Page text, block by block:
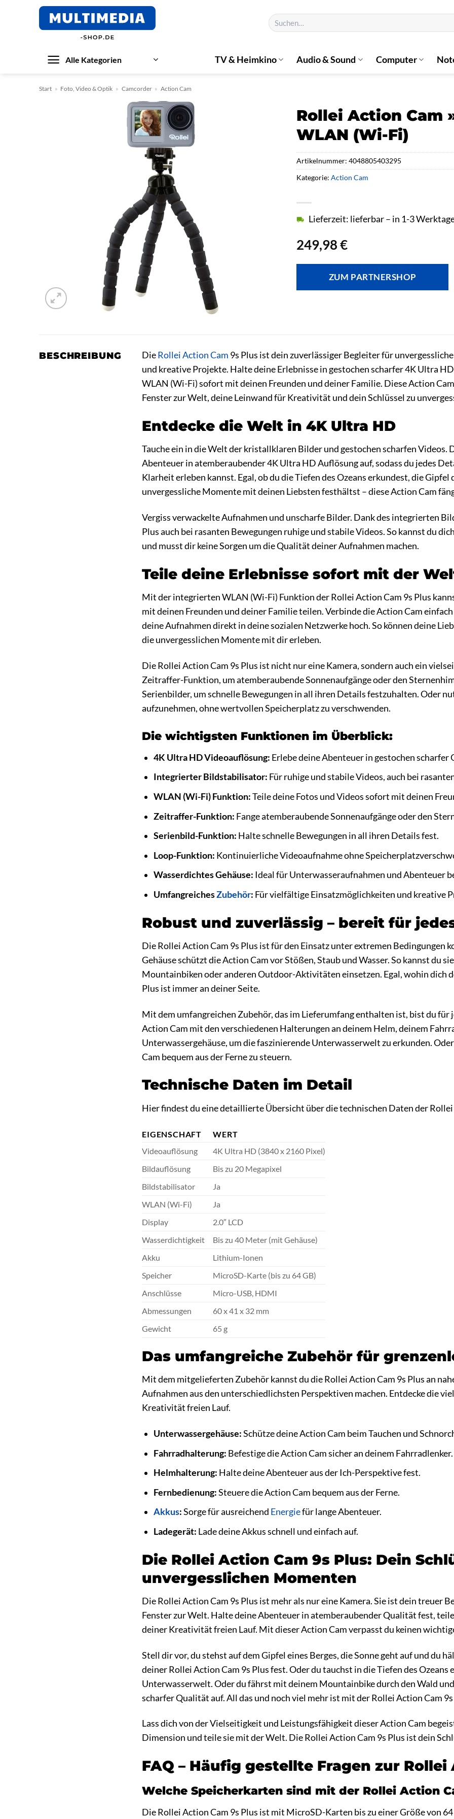
Suchen
nach:
Alle Kategorien TV & Heimkino Audio & Sound Computer
Start » Foto, Video & Optik » Camcorder » Action Cam
Rollei Action Cam
WLAN (Wi-Fi)
249,98€
Lieferzeit: lieferbar – in 1-3
ZUM PARTNERSHOP
Artikelnummer:4048805403295
Kategorie:Action Cam
BESCHREIBUNG DieRollei Action Cam 9s Plus ist dein zuverlässiger Begleiter für
und kreative Projekte. Halte deine Erlebnisse in gestochen scharfer 4K Ultra
WLAN (Wi-Fi) sofort mit deinen Freunden und deiner Familie. Diese Action
Fenster zur Welt, deine Leinwand für Kreativität und dein Schlüssel zu
Entdecke die Welt in 4K Ultra HD
Tauche ein in die Welt der kristallklaren Bilder und gestochen scharfen Videos.
Abenteuer in atemberaubender 4K Ultra HD Auflösung auf, sodass du jedes
Klarheit erleben kannst. Egal, ob du die Tiefen des Ozeans erkundest, die
unvergessliche Momente mit deinen Liebsten festhältst – diese Action Cam
Vergiss verwackelte Aufnahmen und unscharfe Bilder. Dank des integrierten
Plus auch bei rasanten Bewegungen ruhige und stabile Videos. So kannst du
und musst dir keine Sorgen um die Qualität deiner Aufnahmen machen.
Teile deine Erlebnisse sofort mit der
Mit der integrierten WLAN (Wi-Fi) Funktion der Rollei Action Cam 9s Plus
mit deinen Freunden und deiner Familie teilen. Verbinde die Action Cam
deine Aufnahmen direkt in deine sozialen Netzwerke hoch. So können deine
die unvergesslichen Momente mit dir erleben.
Die Rollei Action Cam 9s Plus ist nicht nur eine Kamera, sondern auch ein
Zeitraffer-Funktion, um atemberaubende Sonnenaufgänge oder den
Serienbilder, um schnelle Bewegungen in all ihren Details festzuhalten. Oder
aufzunehmen, ohne wertvollen Speicherplatz zu verschwenden.
Die wichtigsten Funktionen im Überblick:
4K Ultra HD Videoauflösung: Erlebe deine Abenteuer in gestochen scharfer
Integrierter Bildstabilisator: Für ruhige und stabile Videos, auch bei
WLAN (Wi-Fi) Funktion:Teile deine Fotos und Videos sofort mit deinen
Zeitraffer-Funktion: Fange atemberaubende Sonnenaufgänge oder den
Serienbild-Funktion: Halte schnelle Bewegungen in all ihren Details fest.
Loop-Funktion: Kontinuierliche Videoaufnahme ohne
Wasserdichtes Gehäuse: Ideal für Unterwasseraufnahmen und Abenteuer
UmfangreichesZubehör: Für vielfältige Einsatzmöglichkeiten und kreative
Robust und zuverlässig – bereit für
Die Rollei Action Cam 9s Plus ist für den Einsatz unter extremen Bedingungen
Gehäuse schützt die Action Cam vor Stößen, Staub und Wasser. So kannst du
Mountainbiken oder anderen Outdoor-Aktivitäten einsetzen. Egal, wohin dich
Plus ist immer an deiner Seite.
Mit dem umfangreichen Zubehör, das im Lieferumfang enthalten ist, bist du
Action Cam mit den verschiedenen Halterungen an deinem Helm, deinem
Unterwassergehäuse, um die faszinierende Unterwasserwelt zu erkunden.
Cam bequem aus der Ferne zu steuern.
Technische Daten im Detail
Hier findest du eine detaillierte Übersicht über die technischen Daten der Rollei
EIGENSCHAFT
WERT
Videoauflösung
4K Ultra HD (3840 x 2160 Pixel)
Bildauflösung
Bis zu 20 Megapixel
Bildstabilisator
Ja
WLAN (Wi-Fi)
Ja
Display
2.0″ LCD
Wasserdichtigkeit
Bis zu 40 Meter (mit Gehäuse)
Akku
Lithium-Ionen
Speicher
MicroSD-Karte (bis zu 64 GB)
Anschlüsse
Micro-USB, HDMI
Abmessungen
60 x 41 x 32 mm
Gewicht
65 g
Das umfangreiche Zubehör für
Mit dem mitgelieferten Zubehör kannst du die Rollei Action Cam 9s Plus an
Aufnahmen aus den unterschiedlichsten Perspektiven machen. Entdecke die
Kreativität freien Lauf.
Unterwassergehäuse:Schütze deine Action Cam beim Tauchen und
Fahrradhalterung: Befestige die Action Cam sicher an deinem Fahrradlenker.
Helmhalterung: Halte deine Abenteuer aus der Ich-Perspektive fest.
Fernbedienung:Steuere die Action Cam bequem aus der Ferne.
Akkus:Sorge für ausreichend Energiefür lange Abenteuer.
Ladegerät: Lade deine Akkus schnell und einfach auf.
Die Rollei Action Cam 9s Plus: Dein
unvergesslichen Momenten
Die Rollei Action Cam 9s Plus ist mehr als nur eine Kamera. Sie ist dein treuer
Fenster zur Welt. Halte deine Abenteuer in atemberaubender Qualität fest,
deiner Kreativität freien Lauf. Mit dieser Action Cam verpasst du keinen
Stell dir vor, du stehst auf dem Gipfel eines Berges, die Sonne geht auf und du
deiner Rollei Action Cam 9s Plus fest. Oder du tauchst in die Tiefen des
Unterwasserwelt. Oder du fährst mit deinem Mountainbike durch den Wald
scharfer Qualität auf. All das und noch viel mehr ist mit der Rollei Action Cam
Lass dich von der Vielseitigkeit und Leistungsfähigkeit dieser Action Cam
Dimension und teile sie mit der Welt. Die Rollei Action Cam 9s Plus ist dein
FAQ – Häufig gestellte Fragen zur Rollei
Welche Speicherkarten sind mit der Rollei Action
Die Rollei Action Cam 9s Plus ist mit MicroSD-Karten bis zu einer Größe von